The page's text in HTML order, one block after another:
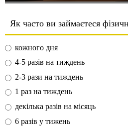
Як часто ви займаєтеся
кожного дня
4-5 разів на тиждень
2-3 рази на тиждень
1 раз на тиждень
декілька разів на місяць
6 разів у тижень